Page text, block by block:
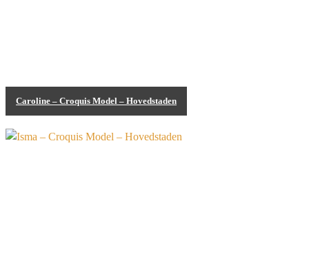
Croquis Model
Caroline – Croquis Model – Hovedstaden